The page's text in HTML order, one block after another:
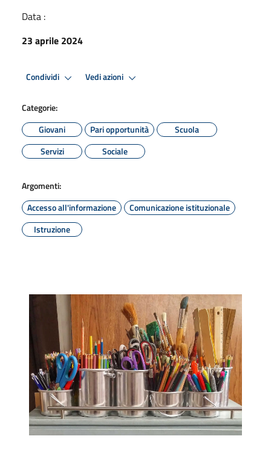
Data :
23 aprile 2024
Condividi Vedi azioni
Categorie:
Giovani
Pari opportunità
Scuola
Servizi
Sociale
Argomenti:
Accesso all'informazione
Comunicazione istituzionale
Istruzione